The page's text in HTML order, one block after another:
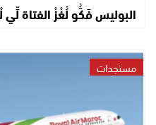
البوليس فَكُّو لُغْزْ الفتاة
مستجدات